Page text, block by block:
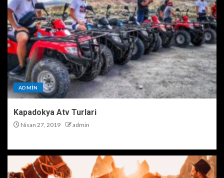
ADMIN
Kapadokya Atv Turlari
Nisan 27, 2019 admin